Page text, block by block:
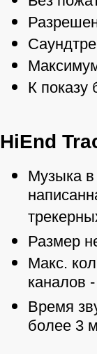
К показу
HiEnd
Музыка
Размер
Макс.
каналов
Время
более 3